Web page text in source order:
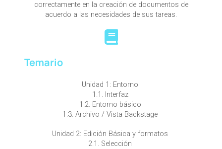
correctamente en la creación de documentos de
acuerdo a las necesidades de sus tareas.
Temario
Unidad 1: Entorno
1.1. Interfaz
1.2. Entorno básico
1.3. Archivo / Vista Backstage
Unidad 2: Edición Básica y formatos
2.1. Selección